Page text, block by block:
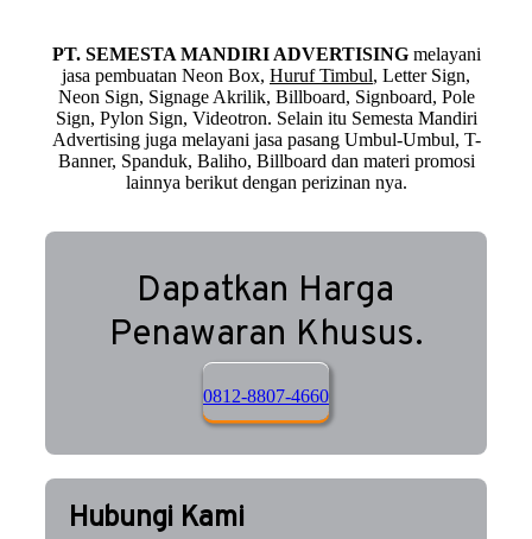
PT. SEMESTA MANDIRI ADVERTISINGmelayani
jasa pembuatan Neon Box, Huruf Timbul, Letter Sign,
Neon Sign, Signage Akrilik, Billboard, Signboard, Pole
Sign, Pylon Sign, Videotron. Selain itu Semesta Mandiri
Advertising juga melayani jasa pasang Umbul-Umbul, T-
Banner, Spanduk, Baliho, Billboard dan materi promosi
lainnya berikut dengan perizinan nya.
Dapatkan Harga
Penawaran Khusus.
0812-8807-4660
Hubungi Kami